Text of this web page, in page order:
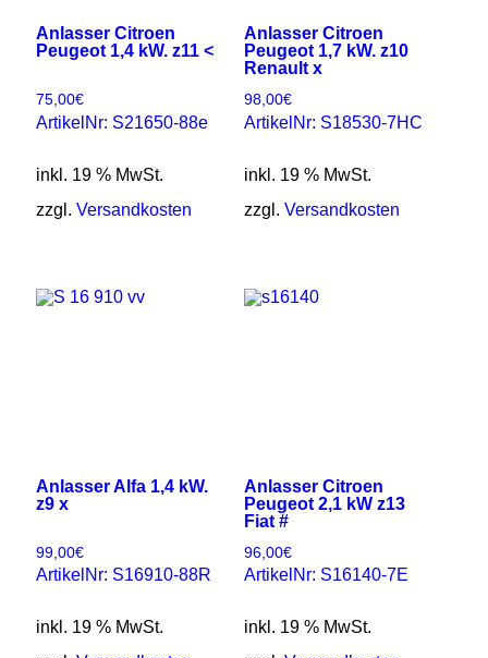
Anlasser Citroen
Peugeot 1,4 kW. z11 <
75,00€
ArtikelNr: S21650-88e
inkl. 19 % MwSt.
zzgl. Versandkosten
Anlasser Citroen
Peugeot 1,7 kW. z10
Renault x
98,00€
ArtikelNr: S18530-7HC
inkl. 19 % MwSt.
zzgl. Versandkosten
Anlasser Alfa 1,4 kW.
z9 x
99,00€
ArtikelNr: S16910-88R
inkl. 19 % MwSt.
Anlasser Citroen
Peugeot 2,1 kW z13
Fiat #
96,00€
ArtikelNr: S16140-7E
inkl. 19 % MwSt.